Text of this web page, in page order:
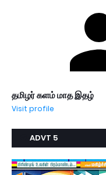
தமிழர் களம் மாத இதழ்
Visit profile
ADVT 5